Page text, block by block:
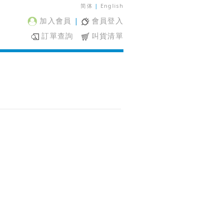
简体 | English
加入會員 |
會員登入
訂單查詢
叫貨清單